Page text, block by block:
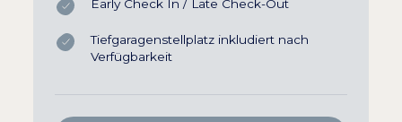
Early Check In / Late Check-Out
Tiefgaragenstellplatz inkludiert nach
Verfügbarkeit